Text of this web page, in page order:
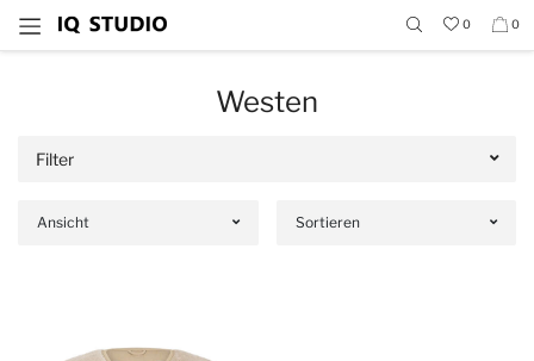
0 0
Westen
Filter
Ansicht Sortieren